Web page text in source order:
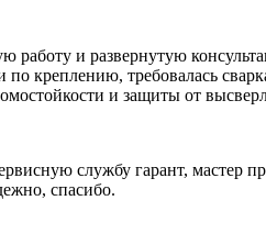
работу и развернутую
креплению, требовалась
и защиты от
службу гарант, мастер
спасибо.